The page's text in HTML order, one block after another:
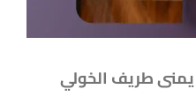
يمنى طريف الخولي